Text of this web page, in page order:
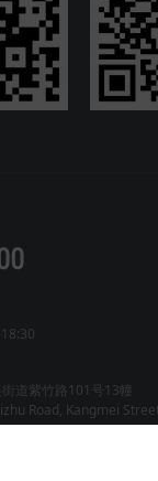
道紫竹路101号13幢
Road, Kangmei